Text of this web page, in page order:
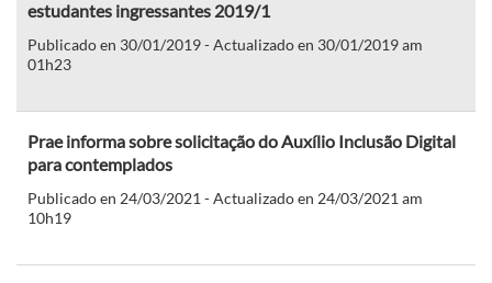
estudantes ingressantes 2019/1
Publicado en 30/01/2019 - Actualizado en 30/01/2019 am
01h23
Prae informa sobre solicitação do Auxílio Inclusão Digital
para contemplados
Publicado en 24/03/2021 - Actualizado en 24/03/2021 am
10h19